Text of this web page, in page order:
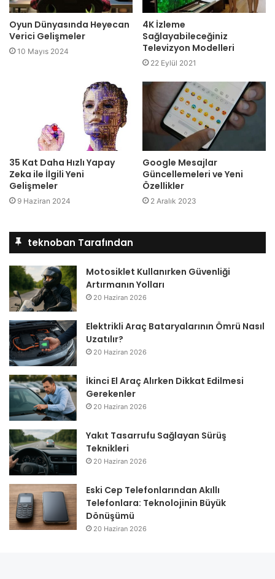
Oyun Dünyasında Heyecan
Verici Gelişmeler
10 Mayıs 2024
4K İzleme
Sağlayabileceğiniz
Televizyon Modelleri
22 Eylül 2021
35 Kat Daha Hızlı Yapay
Zeka ile İlgili Yeni
Gelişmeler
9 Haziran 2024
Google Mesajlar
Güncellemeleri ve Yeni
Özellikler
2 Aralık 2023
teknoban Tarafından
Motosiklet Kullanırken Güvenliği
Artırmanın Yolları
20 Haziran 2026
Elektrikli Araç Bataryalarının Ömrü Nasıl
Uzatılır?
20 Haziran 2026
İkinci El Araç Alırken Dikkat Edilmesi
Gerekenler
20 Haziran 2026
Yakıt Tasarrufu Sağlayan Sürüş
Teknikleri
20 Haziran 2026
Eski Cep Telefonlarından Akıllı
Telefonlara: Teknolojinin Büyük
Dönüşümü
20 Haziran 2026